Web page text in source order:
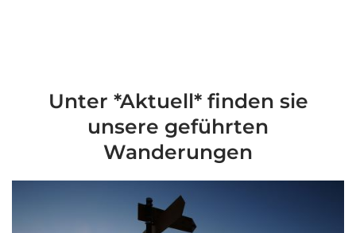
Unter *Aktuell* finden sie
unsere geführten
Wanderungen